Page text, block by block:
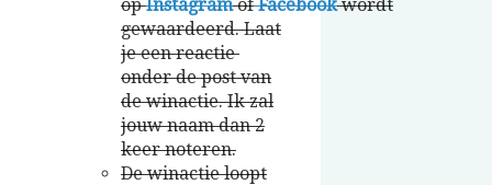
opInstagramofFacebookwordt
gewaardeerd. Laat
je een reactie
onder de post van
de winactie. Ik zal
jouw naam dan 2
keer noteren.
De winactie loopt